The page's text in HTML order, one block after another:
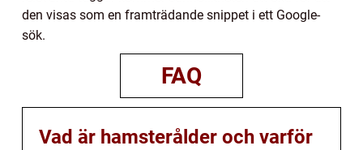
den visas som en framträdande snippet i ett Google-
sök.
FAQ
Vad är hamsterålder och varför